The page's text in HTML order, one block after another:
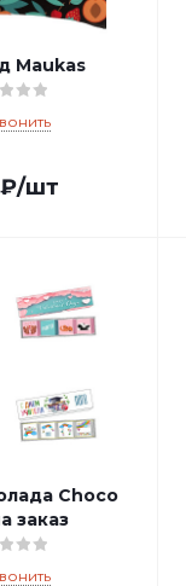
Maukas
/шт
Choco
заказ